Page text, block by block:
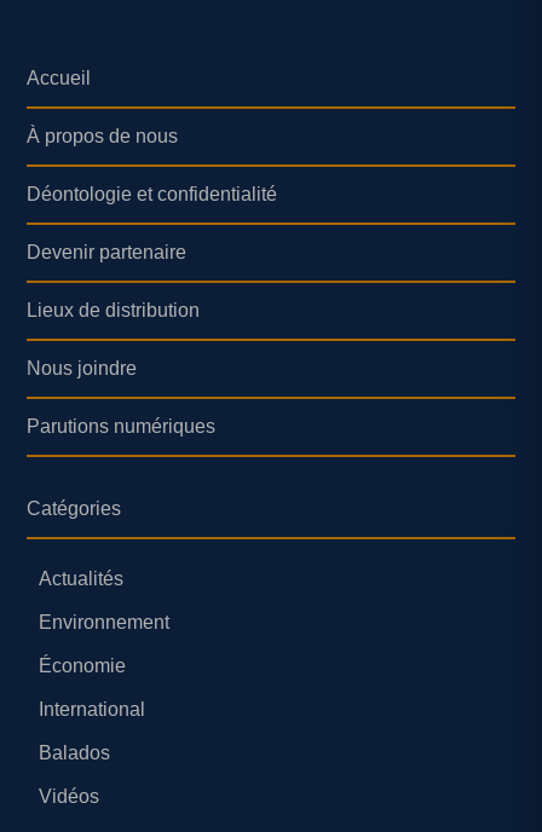
Accueil
À propos de nous
Déontologie et confidentialité
Devenir partenaire
Lieux de distribution
Nous joindre
Parutions numériques
Catégories
Actualités
Environnement
Économie
International
Balados
Vidéos